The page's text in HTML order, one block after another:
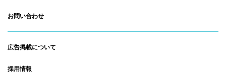
お問い合わせ
広告掲載について
採用情報